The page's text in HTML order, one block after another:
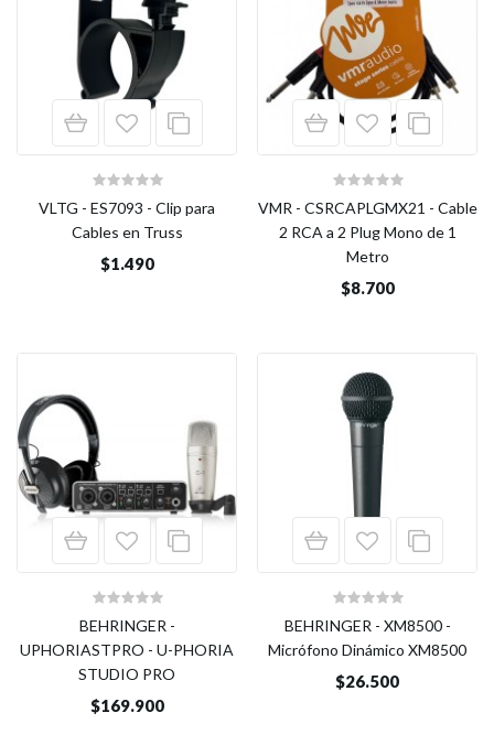
VLTG - ES7093 - Clip para
Cables en Truss
$1.490
VMR - CSRCAPLGMX21 - Cable
2 RCA a 2 Plug Mono de 1
Metro
$8.700
BEHRINGER -
UPHORIASTPRO - U-PHORIA
STUDIO PRO
$169.900
BEHRINGER - XM8500 -
Micrófono Dinámico XM8500
$26.500